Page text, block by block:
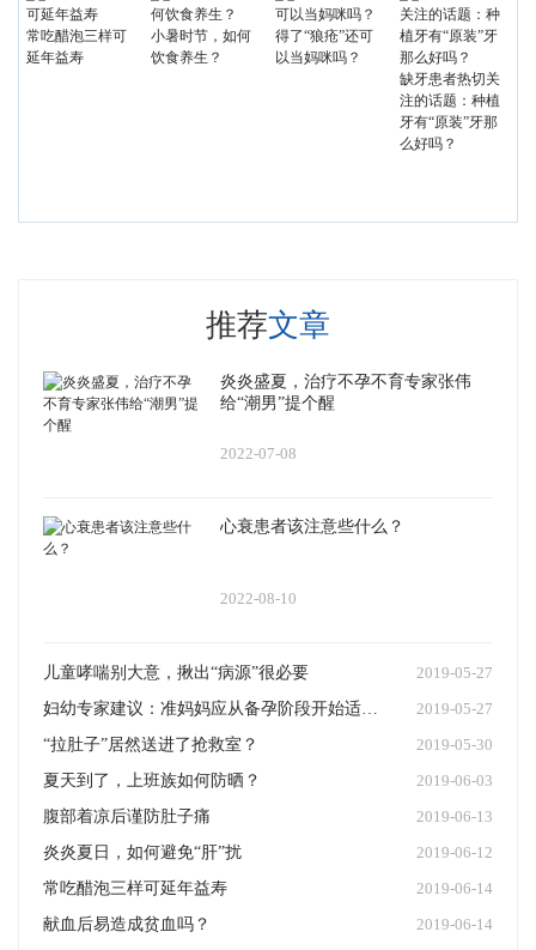
常吃醋泡三样可
延年益寿
小暑时节，如何
饮食养生？
得了“狼疮”还可
以当妈咪吗？
缺牙患者热切关
注的话题：种植
牙有“原装”牙那
么好吗？
推荐文章
炎炎盛夏，治疗不孕不育专家张伟
给“潮男”提个醒
2022-07-08
心衰患者该注意些什么？
2022-08-10
儿童哮喘别大意，揪出“病源”很必要
2019-05-27
妇幼专家建议：准妈妈应从备孕阶段开始适量补碘
2019-05-27
“拉肚子”居然送进了抢救室？
2019-05-30
夏天到了，上班族如何防晒？
2019-06-03
腹部着凉后谨防肚子痛
2019-06-13
炎炎夏日，如何避免“肝”扰
2019-06-12
常吃醋泡三样可延年益寿
2019-06-14
献血后易造成贫血吗？
2019-06-14